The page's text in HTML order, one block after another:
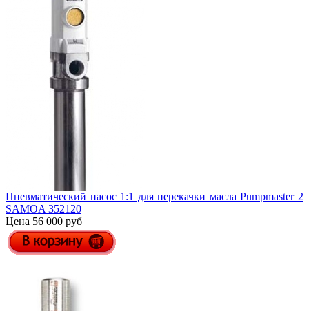
Пневматический насос 1:1 для перекачки масла Pumpmaster 2
SAMOA 352120
Цена 56 000 руб